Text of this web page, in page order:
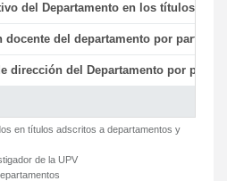
del Departamento en los títulos de
docente del departamento por parte
dirección del Departamento por parte
en títulos adscritos a departamentos y
de la UPV